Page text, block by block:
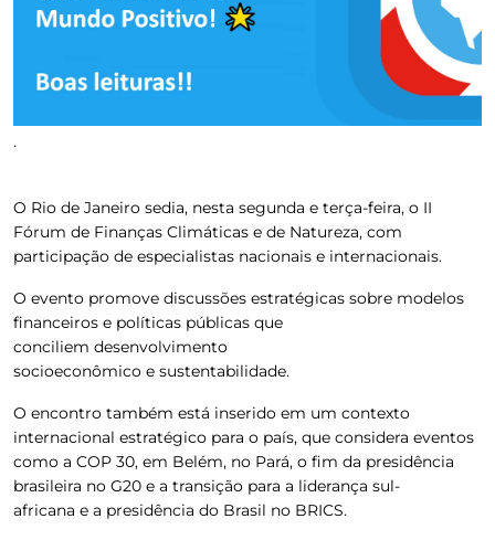
.
O Rio de Janeiro sedia, nesta segunda e terça-feira, o II
Fórum de Finanças Climáticas e de Natureza, com
participação de especialistas nacionais e internacionais.
O evento promove discussões estratégicas sobre modelos
financeiros e políticas públicas que
conciliem desenvolvimento
socioeconômico e sustentabilidade.
O encontro também está inserido em um contexto
internacional estratégico para o país, que considera eventos
como a COP 30, em Belém, no Pará, o fim da presidência
brasileira no G20 e a transição para a liderança sul-
africana e a presidência do Brasil no BRICS.